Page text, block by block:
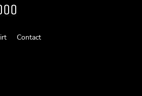
Contact